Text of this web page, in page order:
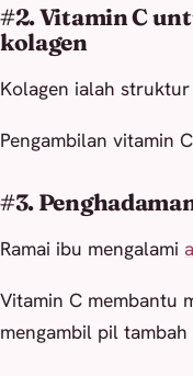
#2. Vitamin C
kolagen
Kolagen ialah
Pengambilan vitamin
#3.
Ramai ibu mengalami
Vitamin C membantu
mengambil pil